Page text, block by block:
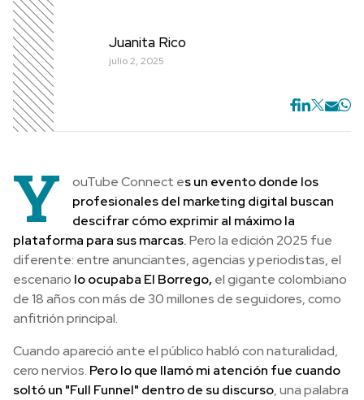
Juanita Rico
julio 2, 2025
Y ouTube Connect es un evento donde los
profesionales del marketing digital buscan
descifrar cómo exprimir al máximo la
plataforma para sus marcas.Pero la edición 2025 fue
diferente: entre anunciantes, agencias y periodistas, el
escenario lo ocupaba El Borrego, el gigante colombiano
de 18 años con más de 30 millones de seguidores, como
anfitrión principal.
Cuando apareció ante el público habló con naturalidad,
cero nervios. Pero lo que llamó mi atención fue cuando
soltó un "Full Funnel" dentro de su discurso, una palabra